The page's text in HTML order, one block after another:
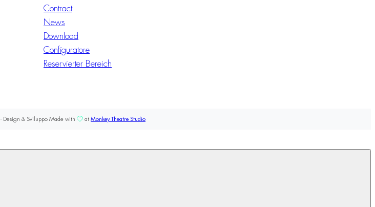
Contract
News
Download
Configuratore
Reservierter Bereich
- Design & Sviluppo Made with at Monkey Theatre Studio